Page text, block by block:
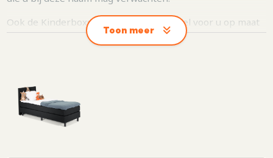
Ook de Kinderboxsprings worden geheel voor u op maat
gefabriceerd in onze eigen fabriek in Nederland. Hierdoor
De boxspring is inclusief meegestoffeerd
pocketveringmatras en hoofdbord zodat het een chique
Toon meer